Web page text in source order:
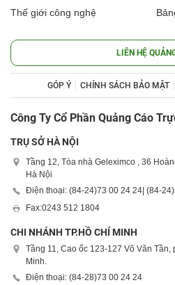
Thế giới công nghệ
LIÊN HỆ
GÓP Ý CHÍNH SÁCH BẢO MẬT
Công Ty Cổ Phần Quảng Cáo
TRỤ SỞ HÀ NỘI
Tầng 12, Tòa nhà Geleximco , 36
Hà Nội
Điện thoại: (84-24)73 00 24 24 | (84-24)
Fax:0243 512 1804
CHI NHÁNH TP.HỒ CHÍ MINH
Tầng 11, Cao ốc 123-127 Võ Văn
Minh.
Điện thoại: (84-28)73 00 24 24